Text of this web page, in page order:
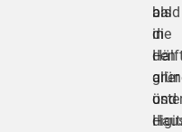
bald
in
den
und
als
die
aller